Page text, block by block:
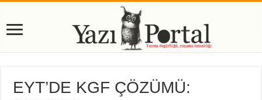
EYT’DE KGF ÇÖZÜMÜ: